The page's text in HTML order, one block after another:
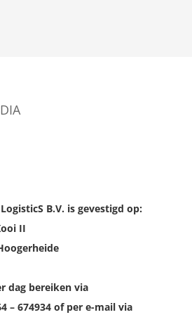
B.V. is gevestigd op:
II
dag bereiken via
– 674934 of per e-mail via